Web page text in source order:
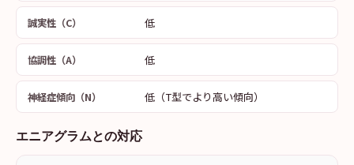
誠実性（C） 低
協調性（A） 低
神経症傾向（N） 低（T型でより高い傾向）
エニアグラムとの対応